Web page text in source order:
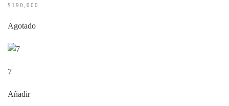
$ 190,000
Agotado
7
Añadir